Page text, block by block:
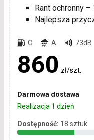
Rant ochronny –
Najlepsza
C A 73dB
860 zł/szt.
Darmowa dostawa
Realizacja 1 dzień
Dostępność: 18 sztuk